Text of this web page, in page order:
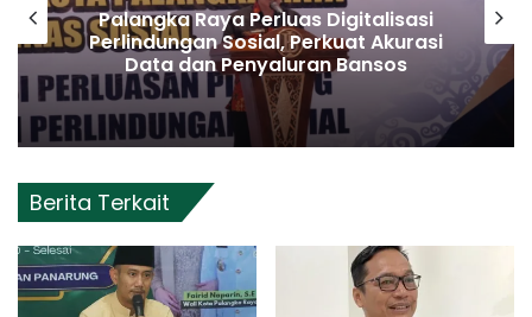
Palangka Raya Perluas Digitalisasi
Perlindungan Sosial, Perkuat Akurasi
Data dan Penyaluran Bansos
Berita Terkait